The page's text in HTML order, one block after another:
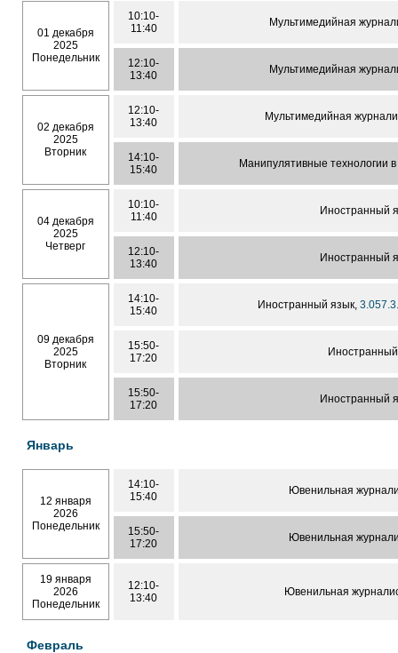
01 декабря
2025
Понедельник
10:10-
11:40
Мультимедийная
12:10-
13:40
Мультимедийная
02 декабря
2025
Вторник
12:10-
13:40
Мультимедийная
14:10-
15:40
Манипулятивные технологии
04 декабря
2025
Четверг
10:10-
11:40
Иностранный
12:10-
13:40
Иностранный
09 декабря
2025
Вторник
14:10-
15:40
Иностранный язык,
15:50-
17:20
15:50-
17:20
Иностранный
Январь
12 января
2026
Понедельник
14:10-
15:40
Ювенильная
15:50-
17:20
Ювенильная
19 января
2026
Понедельник
12:10-
13:40
Ювенильная
Февраль